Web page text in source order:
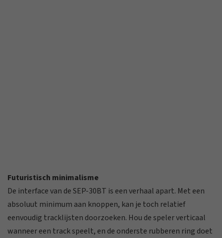
Futuristisch minimalisme
De interface van de SEP-30BT is een verhaal apart. Met een
absoluut minimum aan knoppen, kan je toch relatief
eenvoudig tracklijsten doorzoeken. Hou de speler verticaal
wanneer een track speelt, en de onderste rubberen ring doet